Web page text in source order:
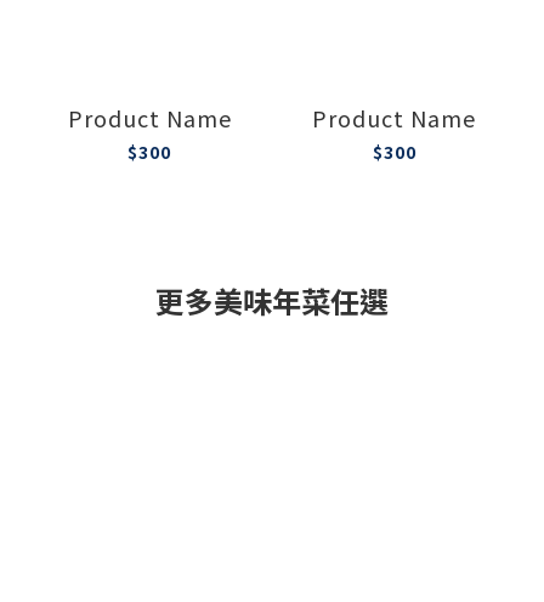
Product Name
$300
Product Name
$300
更多美味年菜任選